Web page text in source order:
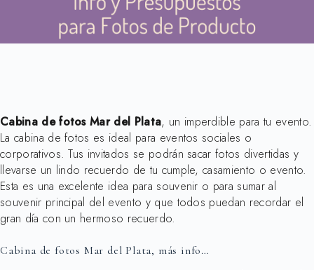
Cabina de fotos Mar del Plata, un imperdible para tu evento.
La cabina de fotos es ideal para eventos sociales o
corporativos. Tus invitados se podrán sacar fotos divertidas y
llevarse un lindo recuerdo de tu cumple, casamiento o evento.
Esta es una excelente idea para souvenir o para sumar al
souvenir principal del evento y que todos puedan recordar el
gran día con un hermoso recuerdo.
Cabina de fotos Mar del Plata, más info…